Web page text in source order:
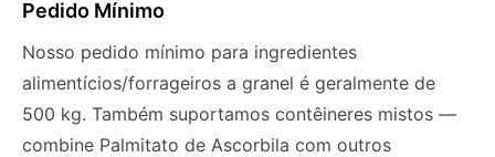
Pedido Mínimo
Nosso pedido mínimo para ingredientes
alimentícios/forrageiros a granel é geralmente de
500 kg. Também suportamos contêineres mistos —
combine Palmitato de Ascorbila com outros